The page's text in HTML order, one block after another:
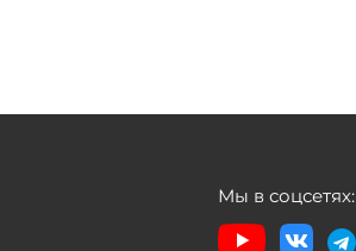
Мы в соцсетях: